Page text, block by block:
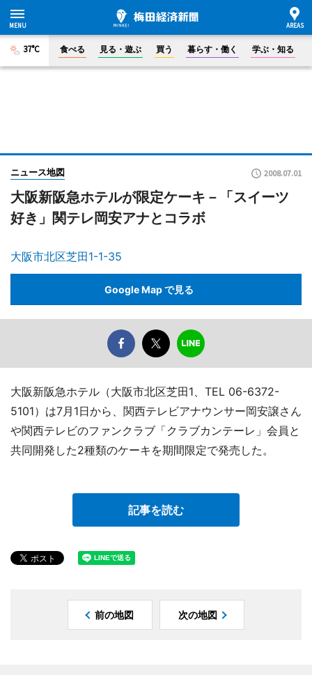
37°C 食べる 見る・遊ぶ 買う 暮らす・働く 学ぶ・知る
ニュース地図 2008.07.01
大阪新阪急ホテルが限定ケーキ－「スイーツ
好き」関テレ岡安アナとコラボ
大阪市北区芝田1-1-35
Google Map で見る
大阪新阪急ホテル（大阪市北区芝田1、TEL 06-6372-
5101）は7月1日から、関西テレビアナウンサー岡安譲さん
や関西テレビのファンクラブ「クラブカンテーレ」会員と
共同開発した2種類のケーキを期間限定で発売した。
記事を読む
前の地図 次の地図